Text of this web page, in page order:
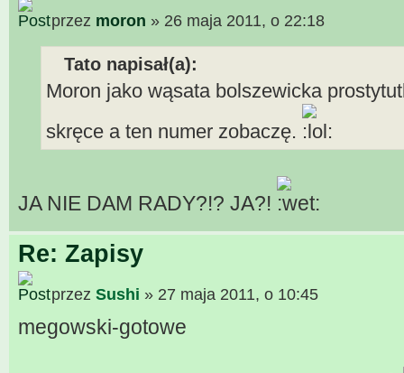
przez moron » 26 maja 2011, o 22:18
Tato napisał(a):
Moron jako wąsata bolszewicka
skręce a ten numer zobaczę.
JA NIE DAM RADY?!? JA?!
Re: Zapisy
przez Sushi » 27 maja 2011, o 10:45
megowski-gotowe